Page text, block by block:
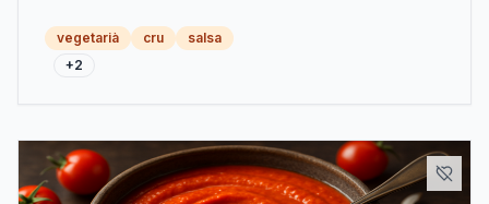
vegetarià cru
salsa
+2